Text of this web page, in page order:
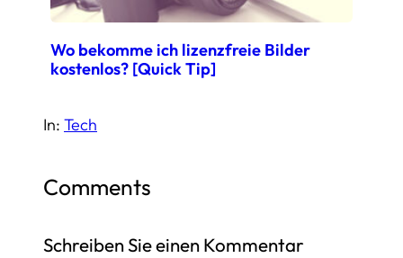
Wo bekomme ich lizenzfreie Bilder
kostenlos? [Quick Tip]
In: Tech
Comments
Schreiben Sie einen Kommentar